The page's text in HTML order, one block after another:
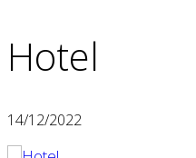
Hotel
14/12/2022